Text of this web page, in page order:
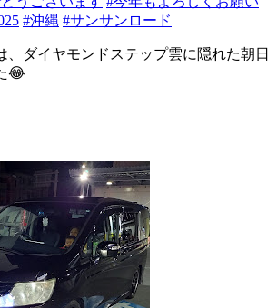
#沖縄 #サンサンロード
、ダイヤモンドステップ雲に隠れた朝日
😂